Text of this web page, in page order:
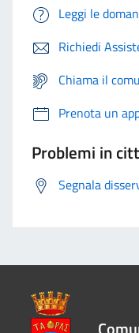
Leggi le
Richiedi
Chiama il
Prenota un
Problemi in
Segnala